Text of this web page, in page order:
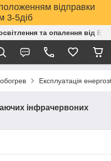
відправки
3-5діб
та опалення від
Експлуатація
інфрачервоних